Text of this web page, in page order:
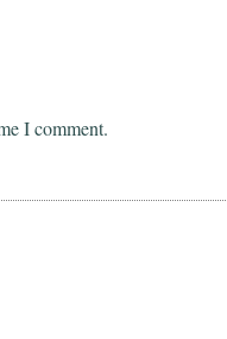
I comment.